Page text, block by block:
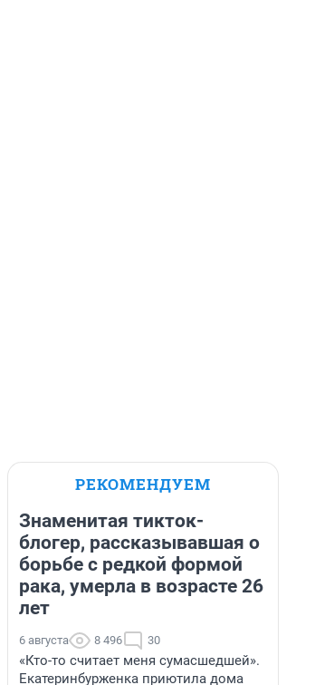
РЕКОМЕНДУЕМ
Знаменитая тикток-
блогер, рассказывавшая о
борьбе с редкой формой
рака, умерла в возрасте 26
лет
6 августа 8 496 30
«Кто-то считает меня сумасшедшей».
Екатеринбурженка приютила дома